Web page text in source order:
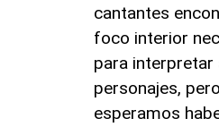
cantantes
foco interior
para interpretar
personajes, pero
esperamos